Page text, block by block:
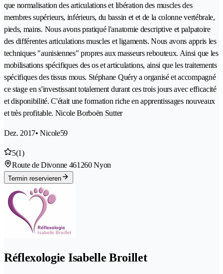
que normalisation des articulations et libération des muscles des
membres supérieurs, inférieurs, du bassin et et de la colonne vertébrale,
pieds, mains. Nous avons pratiqué l'anatomie descriptive et palpatoire
des différentes articulations muscles et ligaments. Nous avons appris les
techniques "aunisiennes" propres aux masseurs rebouteux. Ainsi que les
mobilisations spécifiques des os et articulations, ainsi que les traitements
spécifiques des tissus mous. Stéphane Quéry a organisé et accompagné
ce stage en s'investissant totalement durant ces trois jours avec efficacité
et disponibilité. C'était une formation riche en apprentissages nouveaux
et très profitable. Nicole Borboën Sutter
Dez. 2017• Nicole59
5(1)
Route de Divonne 461260 Nyon
Termin reservieren
Réflexologie Isabelle Broillet